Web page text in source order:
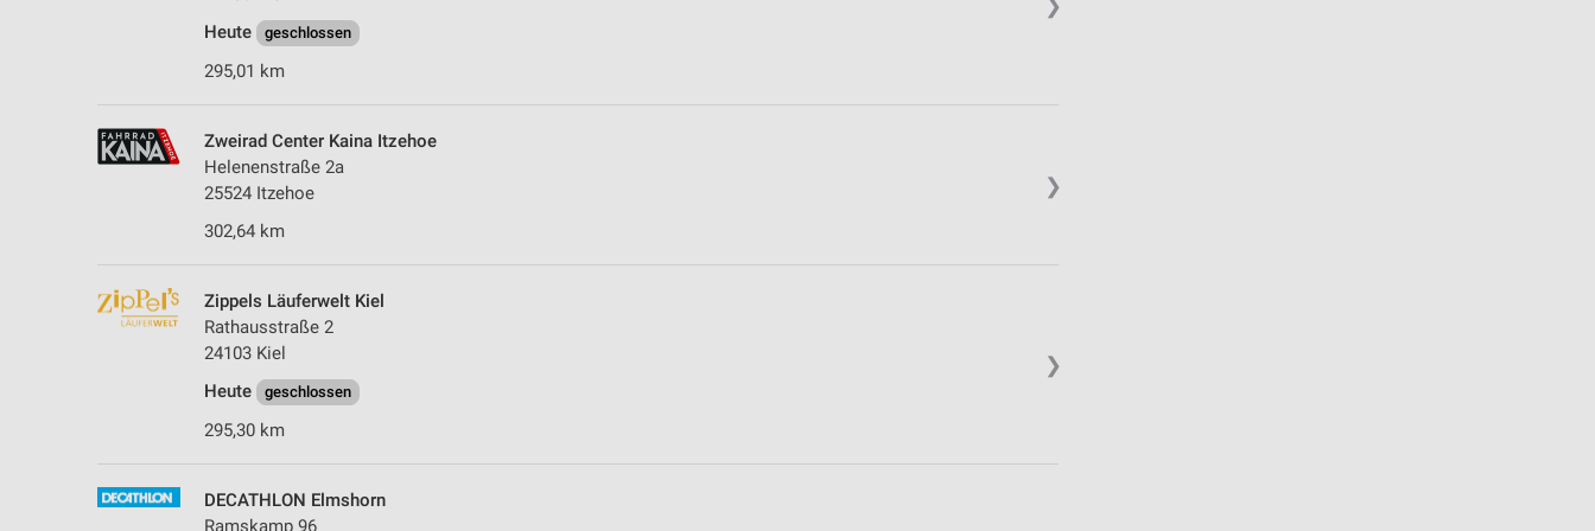
❯
Heute
geschlossen
295,01 km
❯
Zweirad Center Kaina Itzehoe
Helenenstraße 2a
25524 Itzehoe
302,64 km
❯
Zippels Läuferwelt Kiel
Rathausstraße 2
24103 Kiel
Heute
geschlossen
295,30 km
DECATHLON Elmshorn
Ramskamp 96